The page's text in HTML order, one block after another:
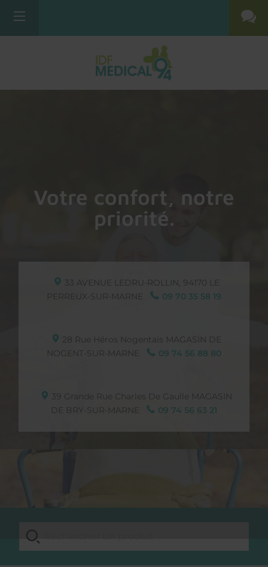
Votre confort, notre
priorité.
33 AVENUE LEDRU-ROLLIN, 94170 LE
PERREUX-SUR-MARNE
09 70 35 58 19
28 Rue Héros Nogentais
MAGASIN DE
NOGENT-SUR-MARNE
09 74 56 88 80
39 Grande Rue Charles De Gaulle
MAGASIN
DE BRY-SUR-MARNE
09 74 56 63 21